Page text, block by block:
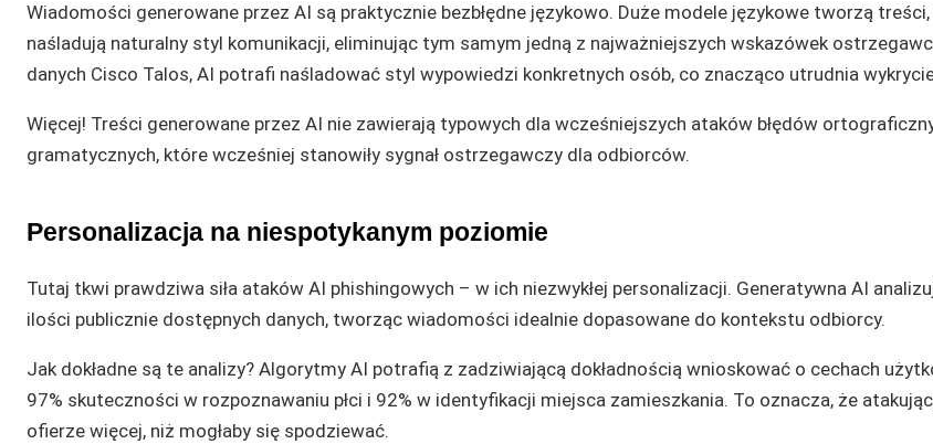
Wiadomości generowane przez AI są praktycznie bezbłędne językowo. Duże modele językowe tworzą treści,
naśladują naturalny styl komunikacji, eliminując tym samym jedną z najważniejszych wskazówek
danych Cisco Talos, AI potrafi naśladować styl wypowiedzi konkretnych osób, co znacząco utrudnia
Więcej! Treści generowane przez AI nie zawierają typowych dla wcześniejszych ataków błędów
gramatycznych, które wcześniej stanowiły sygnał ostrzegawczy dla odbiorców.
Personalizacja na niespotykanym poziomie
Tutaj tkwi prawdziwa siła ataków AI phishingowych – w ich niezwykłej personalizacji. Generatywna AI
ilości publicznie dostępnych danych, tworząc wiadomości idealnie dopasowane do kontekstu odbiorcy.
Jak dokładne są te analizy? Algorytmy AI potrafią z zadziwiającą dokładnością wnioskować o cechach
97% skuteczności w rozpoznawaniu płci i 92% w identyfikacji miejsca zamieszkania. To oznacza, że
ofierze więcej, niż mogłaby się spodziewać.